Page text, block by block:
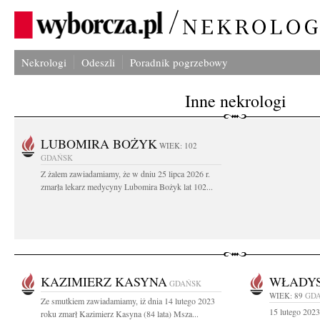
Nekrologi Odeszli Poradnik pogrzebowy
Inne nekrologi
LUBOMIRA BOŻYK WIEK: 102
GDAŃSK
Z żalem zawiadamiamy, że w dniu 25 lipca 2026 r.
zmarła lekarz medycyny Lubomira Bożyk lat 102...
KAZIMIERZ KASYNA GDAŃSK
Ze smutkiem zawiadamiamy, iż dnia 14 lutego 2023
roku zmarł Kazimierz Kasyna (84 lata) Msza...
WIEK: 89
15 lutego